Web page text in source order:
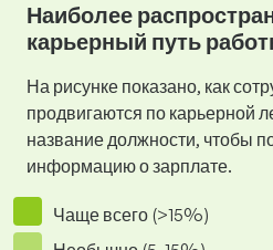
Наиболее
карьерный путь
На рисунке показано, как
продвигаются по карьерной
название должности, чтобы
информацию о зарплате.
Чаще всего (>15%)